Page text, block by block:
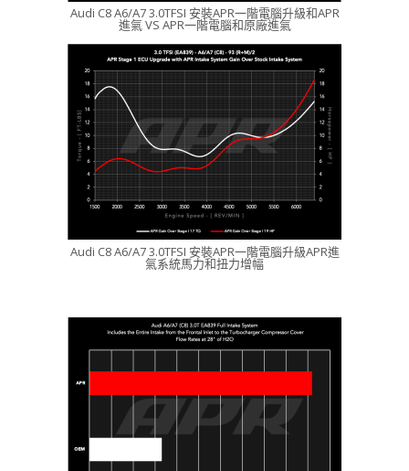
Audi C8 A6/A7 3.0TFSI 安裝APR一階電腦升級和APR
進氣 VS APR一階電腦和原廠進氣
Audi C8 A6/A7 3.0TFSI 安裝APR一階電腦升級APR進
氣系統馬力和扭力增幅